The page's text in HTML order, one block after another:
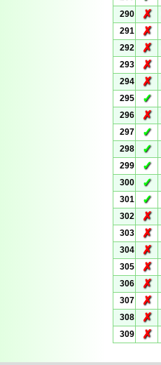
290
✗
291
✗
292
✗
293
✗
294
✗
295
✓
296
✗
297
✓
298
✓
299
✓
300
✓
301
✓
302
✗
303
✗
304
✗
305
✗
306
✗
307
✗
308
✗
309
✗